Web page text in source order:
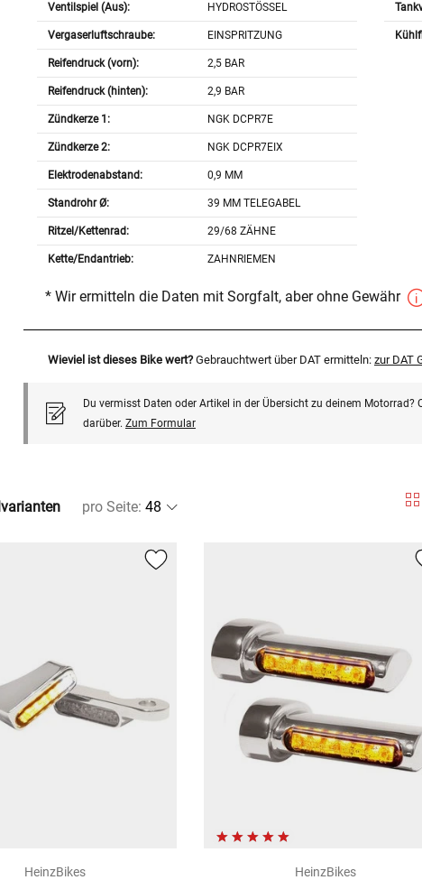
Ventilspiel (Aus): HYDROSTÖSSEL
Vergaserluftschraube: EINSPRITZUNG
Reifendruck (vorn): 2,5 BAR
Reifendruck (hinten): 2,9 BAR
Zündkerze 1: NGK DCPR7E
Zündkerze 2: NGK DCPR7EIX
Elektrodenabstand: 0,9 MM
Standrohr Ø: 39 MM TELEGABEL
Ritzel/Kettenrad: 29/68 ZÄHNE
Kette/Endantrieb: ZAHNRIEMEN
* Wir ermitteln die Daten mit Sorgfalt, aber ohne Gewähr
Wieviel ist dieses Bike wert? Gebrauchtwert über DAT ermitteln: zur DAT
Du vermisst Daten oder Artikel in der Übersicht zu deinem
darüber. Zum Formular
pro Seite:
HeinzBikes
HeinzBikes